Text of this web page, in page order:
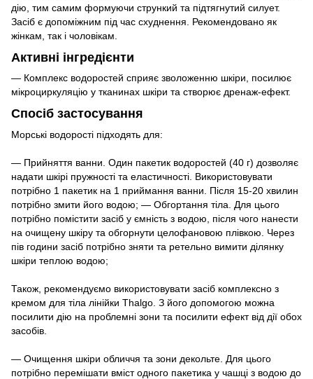
дію, тим самим формуючи стрункий та підтягнутий силует.
Засіб є допоміжним під час схуднення. Рекомендовано як
жінкам, так і чоловікам.
Активні інгредієнти
— Комплекс водоростей сприяє зволоженню шкіри, посилює
мікроциркуляцію у тканинах шкіри та створює дренаж-ефект.
Спосіб застосування
Морські водорості підходять для:
— Прийняття ванни. Один пакетик водоростей (40 г) дозволяє
надати шкірі пружності та еластичності. Використовувати
потрібно 1 пакетик на 1 приймання ванни. Після 15-20 хвилин
потрібно змити його водою; — Обгортання тіла. Для цього
потрібно помістити засіб у ємність з водою, після чого нанести
на очищену шкіру та обгорнути целофановою плівкою. Через
пів години засіб потрібно зняти та ретельно вимити ділянку
шкіри теплою водою;
Також, рекомендуємо використовувати засіб комплексно з
кремом для тіла лінійки Thalgo. З його допомогою можна
посилити дію на проблемні зони та посилити ефект від дії обох
засобів.
— Очищення шкіри обличчя та зони декольте. Для цього
потрібно перемішати вміст одного пакетика у чашці з водою до